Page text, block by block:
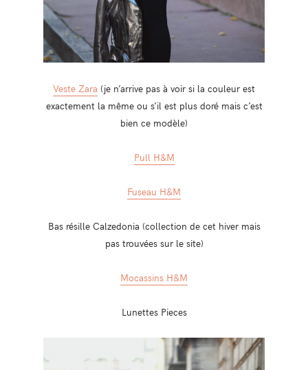
Veste Zara (je n’arrive pas à voir si la couleur est
exactement la même ou s’il est plus doré mais c’est
bien ce modèle)
Pull H&M
Fuseau H&M
Bas résille Calzedonia (collection de cet hiver mais
pas trouvées sur le site)
Mocassins H&M
Lunettes Pieces